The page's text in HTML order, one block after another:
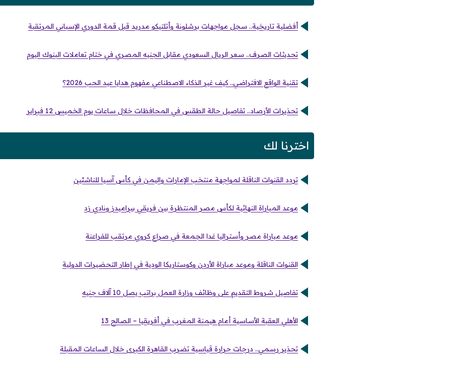
أفضلية تاريخية.. سجل مواجهات برشلونة وأتلتيكو مدريد قبل قمة الدوري الإسباني المرتقبة
تحديثات الصرف.. سعر الريال السعودي مقابل الجنيه المصري في ختام تعاملات البنوك اليوم
تقنية الواقع الافتراضي.. كيف غير الذكاء الاصطناعي مفهوم هدايا عيد الحب 2026؟
تحذيرات الأرصاد.. تفاصيل حالة الطقس في المحافظات خلال ساعات يوم الخميس 12 فبراير
اخترنا لك
تردد القنوات الناقلة لمواجهة منتخب الإمارات واليمن في كأس آسيا للناشئين
موعد المباراة النهائية لكأس مصر المنتظرة بين فريقي بيراميدز ونادي زد
موعد مباراة مصر وأستراليا غدا الجمعة في صراع كروي مرتقب للفراعنة
القنوات الناقلة وموعد مباراة الأردن وكوستاريكا الودية في إطار التحضيرات الدولية
تفاصيل شروط التقديم على وظائف وزارة العمل براتب يصل 10 آلاف جنيه
الأهلي العقبة الأساسية أمام هيمنة المغرب في أفريقيا – الصالح 13
تحذير رسمي.. درجات حرارة قياسية تضرب القاهرة الكبرى خلال الساعات المقبلة